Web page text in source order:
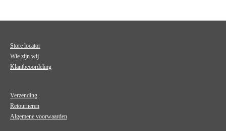
Store locator
Wie zijn wij
Klantbeoordeling
Verzending
Retourneren
Algemene voorwaarden